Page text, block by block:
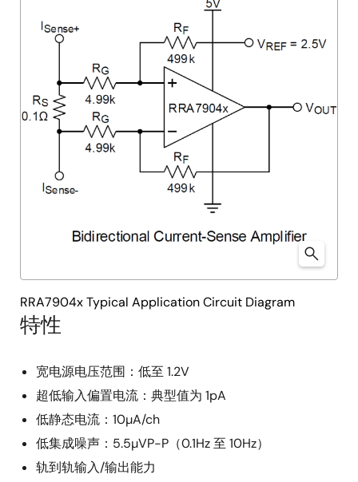
特性
宽电源电压范围：低至 1.2V
超低输入偏置电流：典型值为 1pA
低静态电流：10µA/ch
低集成噪声：5.5µVP-P（0.1Hz 至 10Hz）
轨到轨输入/输出能力
RRA7904x Typical Application Circuit Diagram